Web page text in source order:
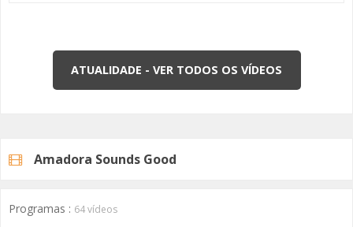
ATUALIDADE - VER TODOS OS VÍDEOS
Amadora Sounds Good
Programas : 64 vídeos